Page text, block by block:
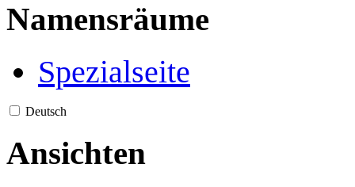
Namensräume
Spezialseite
Deutsch
Ansichten